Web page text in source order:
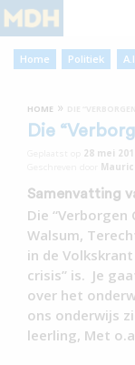
Home Politiek
HOME »
Die
28 mei
Samenvatting
Die “Verborgen
Walsum,
in de
crisis” is. Je
over het
ons onderwijs
leerling, Met